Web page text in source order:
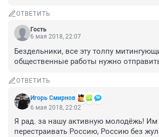
ОТВЕТИТЬ
Гость
6 мая 2018, 22:07
Бездельники, все эту толпу
общественные работы нужно
ОТВЕТИТЬ
Игорь Смирнов
6 мая 2018, 22:02
Я рад. за нашу активную молодёжь! Им
перестраивать Россию, Россию без